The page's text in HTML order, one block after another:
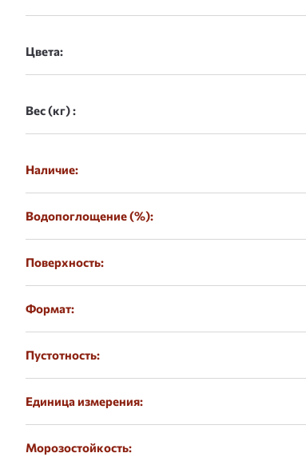
Цвета:
Вес (кг) :
Наличие:
Водопоглощение (%):
Поверхность:
Формат:
Пустотность:
Единица измерения:
Морозостойкость: